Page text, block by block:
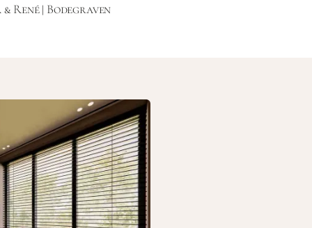
René | Bodegraven